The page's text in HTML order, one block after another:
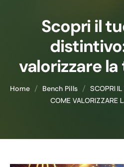
Scopri il
valorizzare
Home Bench Pills
SCOPRI
COME VALORIZZARE